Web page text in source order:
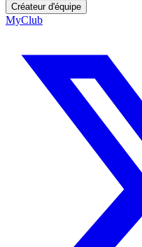
Créateur d'équipe
MyClub